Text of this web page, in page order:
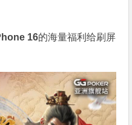
16的海量福利给刷屏